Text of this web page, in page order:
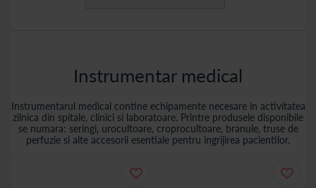
Instrumentar medical
Instrumentarul medical contine echipamente necesare in activitatea
zilnica din spitale, clinici si laboratoare. Printre produsele disponibile
se numara: seringi, urocultoare, croprocultoare, branule, truse de
perfuzie si alte accesorii esentiale pentru ingrijirea pacientilor.